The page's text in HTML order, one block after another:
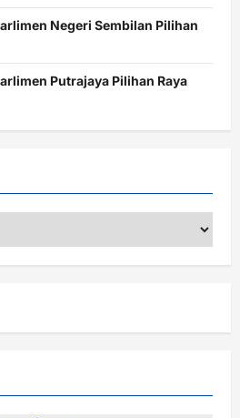
Negeri Sembilan Pilihan
Putrajaya Pilihan Raya